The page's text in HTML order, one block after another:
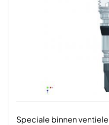
Speciale binnen